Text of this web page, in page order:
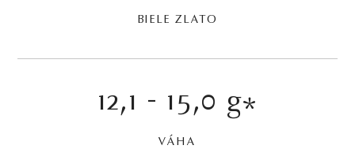
BIELE ZLATO
12,1 - 15,0 g*
VÁHA